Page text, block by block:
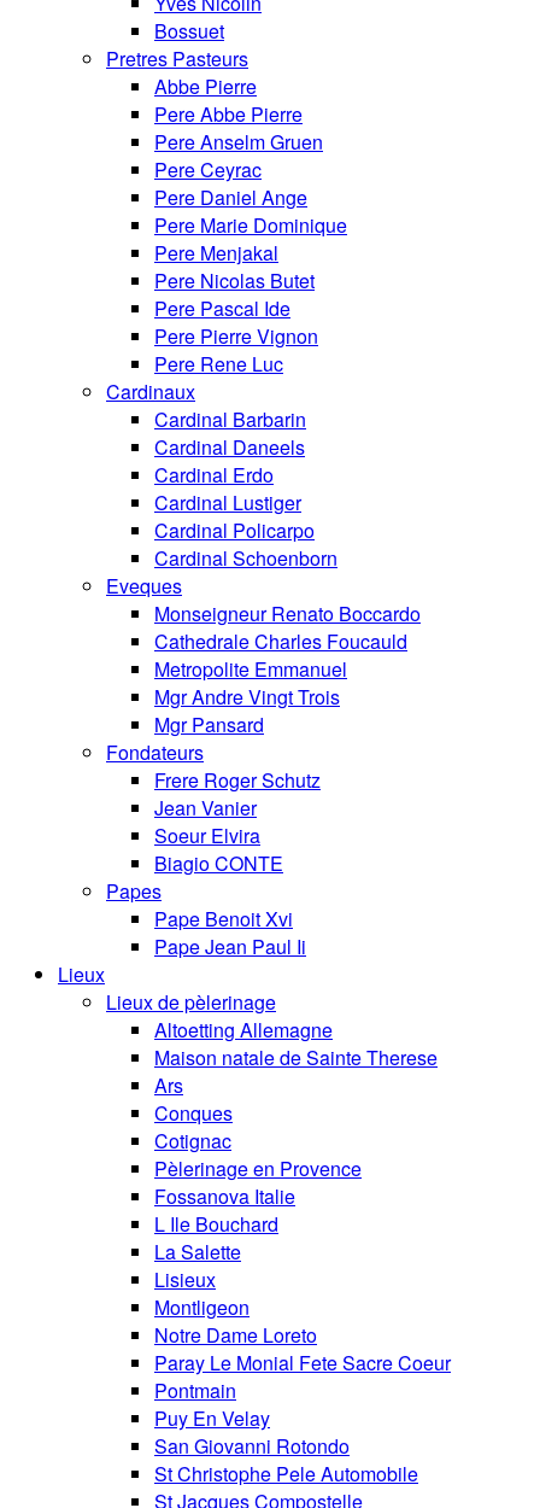
Bossuet
Pretres Pasteurs
Abbe Pierre
Pere Abbe Pierre
Pere Anselm Gruen
Pere Ceyrac
Pere Daniel Ange
Pere Marie Dominique
Pere Menjakal
Pere Nicolas Butet
Pere Pascal Ide
Pere Pierre Vignon
Pere Rene Luc
Cardinaux
Cardinal Barbarin
Cardinal Daneels
Cardinal Erdo
Cardinal Lustiger
Cardinal Policarpo
Cardinal Schoenborn
Eveques
Monseigneur Renato Boccardo
Cathedrale Charles Foucauld
Metropolite Emmanuel
Mgr Andre Vingt Trois
Mgr Pansard
Fondateurs
Frere Roger Schutz
Jean Vanier
Soeur Elvira
Biagio CONTE
Papes
Pape Benoit Xvi
Pape Jean Paul Ii
Lieux
Lieux de pèlerinage
Altoetting Allemagne
Maison natale de Sainte Therese
Ars
Conques
Cotignac
Pèlerinage en Provence
Fossanova Italie
L Ile Bouchard
La Salette
Lisieux
Montligeon
Notre Dame Loreto
Paray Le Monial Fete Sacre Coeur
Pontmain
Puy En Velay
San Giovanni Rotondo
St Christophe Pele Automobile
St Jacques Compostelle